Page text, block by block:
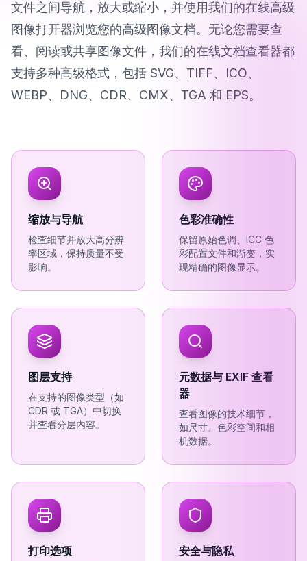
文件之间导航，放大或缩小，并使用我们的在线高级
图像打开器浏览您的高级图像文档。无论您需要查
看、阅读或共享图像文件，我们的在线文档查看器都
支持多种高级格式，包括 SVG、TIFF、ICO、
WEBP、DNG、CDR、CMX、TGA 和 EPS。
缩放与导航
检查细节并放大高分辨
率区域，保持质量不受
影响。
色彩准确性
保留原始色调、ICC 色
彩配置文件和渐变，实
现精确的图像显示。
图层支持
在支持的图像类型（如
CDR 或 TGA）中切换
并查看分层内容。
元数据与 EXIF 查看
器
查看图像的技术细节，
如尺寸、色彩空间和相
机数据。
打印选项 安全与隐私